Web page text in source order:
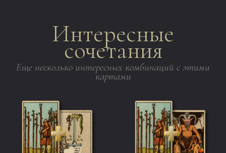
Интересные
сочетания
Еще несколько интересных комбинаций с этими
картами